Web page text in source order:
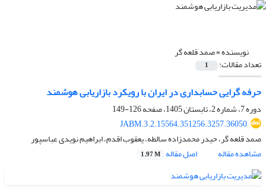
نویسنده =صمد قلعه گر
تعداد مقالات: 1
حرفه گرایی حسابداری در ایران با رویکرد بازاریابی هوشمند
دوره 7، شماره 2، تابستان 1405، صفحه
126-149
JABM.3.2.15564.351256.3257.36050
صمد قلعه گر، حیدر محمدزاده سالطه، یعقوب اقدم، ابراهیم نویدی عباسپور
مشاهده مقاله
اصل مقاله 1.97 M